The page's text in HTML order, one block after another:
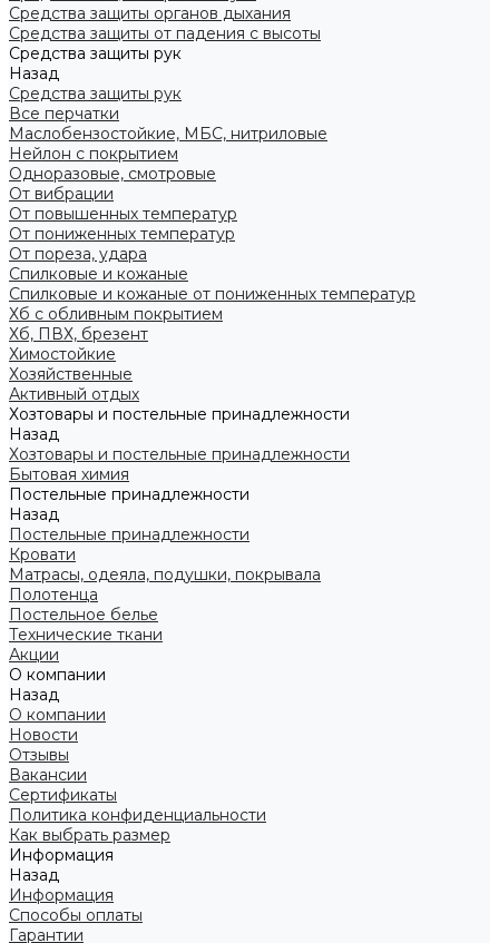
Средства защиты органов дыхания
Средства защиты от падения с высоты
Средства защиты рук
Назад
Средства защиты рук
Все перчатки
Маслобензостойкие, МБС, нитриловые
Нейлон с покрытием
Одноразовые, смотровые
От вибрации
От повышенных температур
От пониженных температур
От пореза, удара
Спилковые и кожаные
Спилковые и кожаные от пониженных температур
Хб с обливным покрытием
Хб, ПВХ, брезент
Химостойкие
Хозяйственные
Активный отдых
Хозтовары и постельные принадлежности
Назад
Хозтовары и постельные принадлежности
Бытовая химия
Постельные принадлежности
Назад
Постельные принадлежности
Кровати
Матрасы, одеяла, подушки, покрывала
Полотенца
Постельное белье
Технические ткани
Акции
О компании
Назад
О компании
Новости
Отзывы
Вакансии
Сертификаты
Политика конфиденциальности
Как выбрать размер
Информация
Назад
Информация
Способы оплаты
Гарантии